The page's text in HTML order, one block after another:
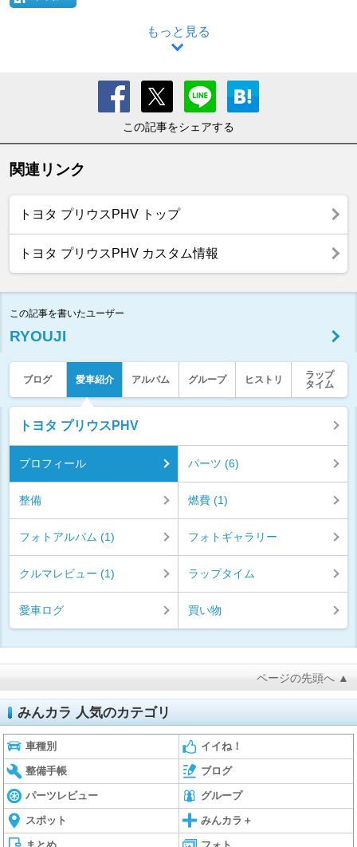
もっと見る
この記事をシェアする
関連リンク
トヨタ プリウスPHV トップ
トヨタ プリウスPHV カスタム情報
この記事を書いたユーザー
RYOUJI
ブログ 愛車紹介 アルバム グループ ヒストリ
ラップ
タイム
トヨタ プリウスPHV
プロフィール パーツ (6)
整備 燃費 (1)
フォトアルバム (1) フォトギャラリー
クルマレビュー (1) ラップタイム
愛車ログ 買い物
ページの先頭へ ▲
みんカラ 人気のカテゴリ
車種別 イイね！
整備手帳 ブログ
パーツレビュー グループ
スポット みんカラ＋
まとめ フォト